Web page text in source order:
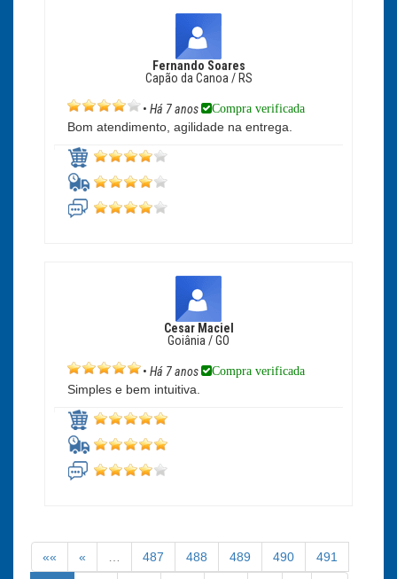
Fernando Soares
Capão da Canoa / RS
• Há 7 anos Compra verificada
Bom atendimento, agilidade na entrega.
Cesar Maciel
Goiânia / GO
• Há 7 anos Compra verificada
Simples e bem intuitiva.
«« « 487 488 489 490 491